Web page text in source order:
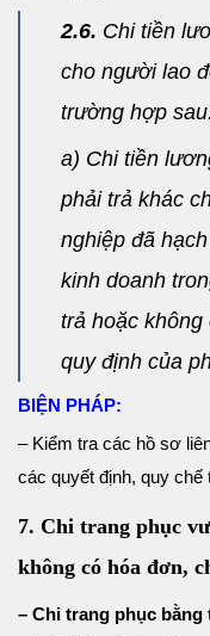
2.6. Chi tiền
cho người lao
trường hợp
a) Chi tiền
phải trả khác
nghiệp đã
kinh doanh
trả hoặc
quy định của
BIỆN PHÁP:
– Kiểm tra các hồ sơ
các quyết định, quy
7. Chi trang phục
không có hóa đơn,
– Chi trang phục